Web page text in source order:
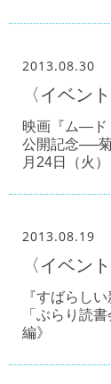
2013.08.30
〈イベン
映画『ム―ド
公開記念──
月24日（火）
2013.08.19
〈イベン
『すばらし
「ぶらり読
編》